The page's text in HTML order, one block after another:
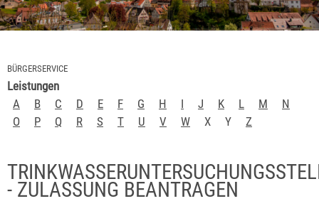
BÜRGERSERVICE
Leistungen
A
B C D E F G H I J K L M
N
O
P Q R S T U V W X Y Z
- ZULASSUNG BEANTRAGEN